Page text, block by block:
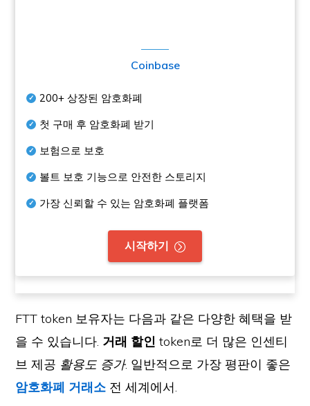
Coinbase
200+ 상장된 암호화폐
첫 구매 후 암호화폐 받기
보험으로 보호
볼트 보호 기능으로 안전한 스토리지
가장 신뢰할 수 있는 암호화폐 플랫폼
시작하기
FTT token 보유자는 다음과 같은 다양한 혜택을 받
을 수 있습니다. 거래 할인 token로 더 많은 인센티
브 제공 활용도 증가. 일반적으로 가장 평판이 좋은
암호화폐 거래소 전 세계에서.